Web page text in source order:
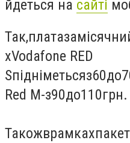
йдеться на сайті
Так,платаза
хVodafone RED
Sпідніметьсяз60до
Red M-з90до110грн.
Такожврамках